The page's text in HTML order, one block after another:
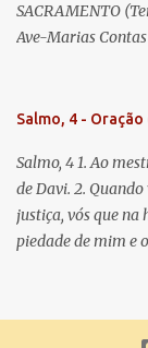
SACRAMENTO
Ave-Marias Contas
Vós morra eu! Nas
que nos salva, dá-
misericórdia. (no
cada momento ao
Salmo, 4 -
Salmo, 4 1. Ao
de Davi. 2.
justiça, vós que
piedade de mim e
o Senhor me